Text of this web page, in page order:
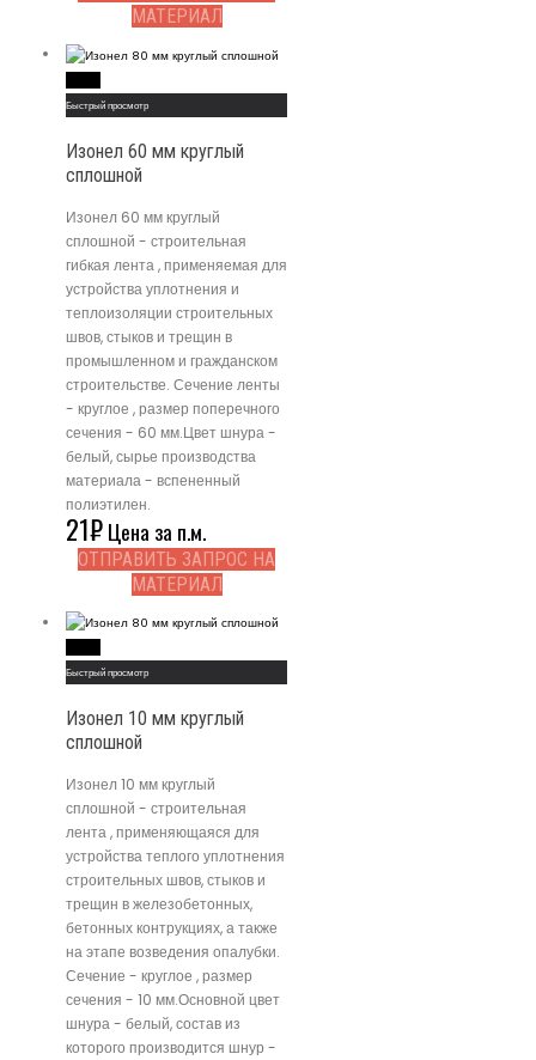
МАТЕРИАЛ
Быстрый просмотр
Изонел 60 мм круглый
сплошной
Изонел 60 мм круглый
сплошной - строительная
гибкая лента , применяемая для
устройства уплотнения и
теплоизоляции строительных
швов, стыков и трещин в
промышленном и гражданском
строительстве. Сечение ленты
- круглое , размер поперечного
сечения - 60 мм.Цвет шнура -
белый, сырье производства
материала - вспененный
полиэтилен.
21₽Цена за п.м.
ОТПРАВИТЬ ЗАПРОС НА
МАТЕРИАЛ
Быстрый просмотр
Изонел 10 мм круглый
сплошной
Изонел 10 мм круглый
сплошной - строительная
лента , применяющаяся для
устройства теплого уплотнения
строительных швов, стыков и
трещин в железобетонных,
бетонных контрукциях, а также
на этапе возведения опалубки.
Сечение - круглое , размер
сечения - 10 мм.Основной цвет
шнура - белый, состав из
которого производится шнур -